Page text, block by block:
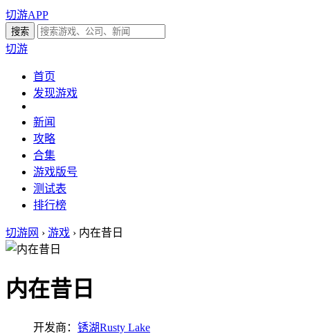
切游APP
切游
首页
发现游戏
新闻
攻略
合集
游戏版号
测试表
排行榜
切游网 › 游戏 › 内在昔日
内在昔日
开发商： 锈湖Rusty Lake